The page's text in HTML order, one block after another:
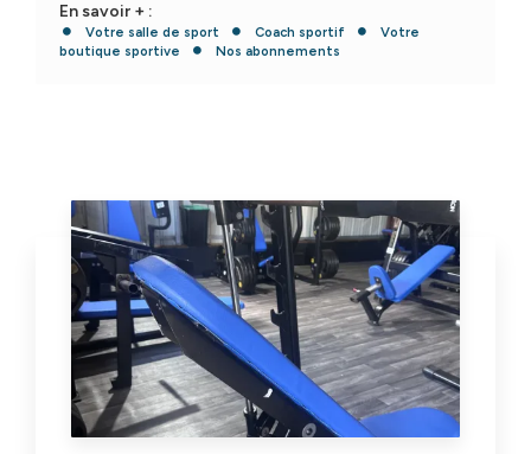
En savoir + :
Votre salle de sport Coach sportif
Votre
boutique sportive
Nos abonnements